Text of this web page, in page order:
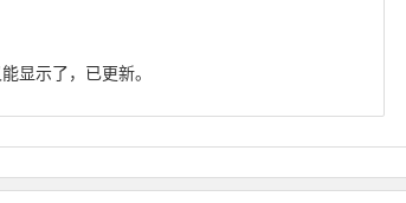
显示了，已更新。